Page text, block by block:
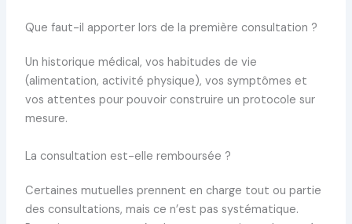
Que faut-il apporter lors de la première consultation ?
Un historique médical, vos habitudes de vie
(alimentation, activité physique), vos symptômes et
vos attentes pour pouvoir construire un protocole sur
mesure.
La consultation est-elle remboursée ?
Certaines mutuelles prennent en charge tout ou partie
des consultations, mais ce n’est pas systématique.